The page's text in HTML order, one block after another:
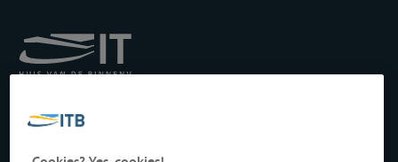
Transport auf der
Drukpersstraat 19